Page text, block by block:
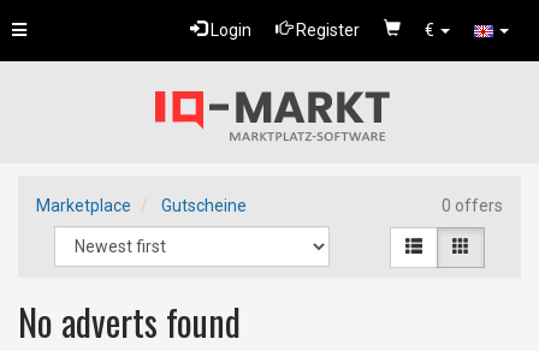
€
Login Register
Toggle
Marketplace Gutscheine 0 offers
No adverts found